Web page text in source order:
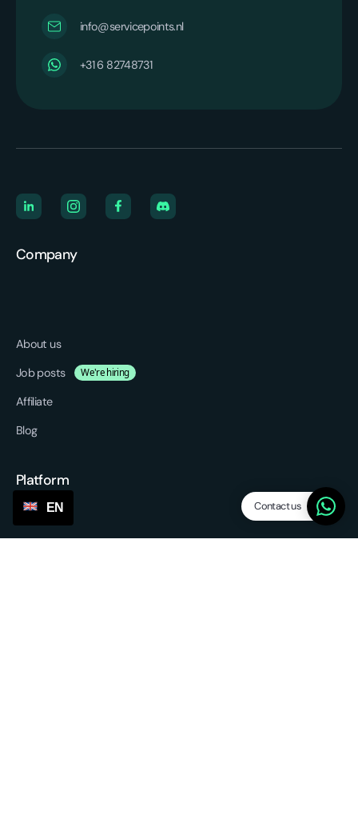
Contact us
info@servicepoints.nl
+31 6 82748731
Company
About us
Job posts
We're hiring
Affiliate
Blog
Platform
EN